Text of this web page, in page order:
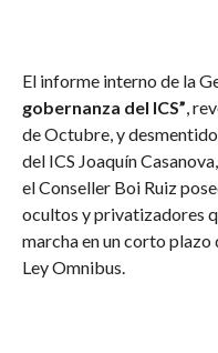
El informe interno de la
gobernanza del ICS”,
de Octubre, y
del ICS Joaquín
el Conseller Boi Ruiz
ocultos y privatizadores
marcha en un corto plazo
Ley Omnibus.